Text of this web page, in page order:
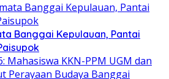
Banggai Kepulauan, Pantai